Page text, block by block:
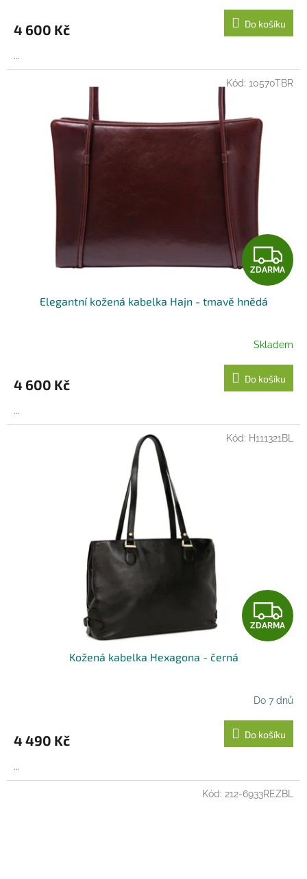
M
A
4 600 Kč Do košíku
...
Z
D
R
M
A
ZDARMA
Elegantní kožená kabelka Hajn - tmavě hnědá
Skladem
4 600 Kč Do košíku
...
Kód: 10570TBR
Z
D
R
M
A
ZDARMA
Kožená kabelka Hexagona - černá
Do 7 dnů
4 490 Kč Do košíku
...
Kód: H111321BL
Kód: 212-6933REZBL